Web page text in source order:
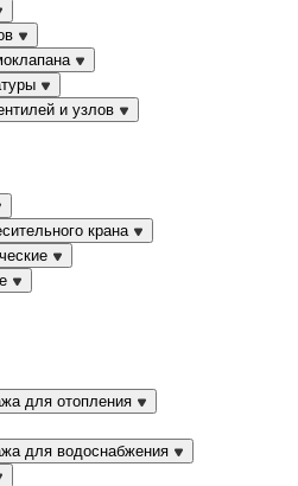
и узлов
крана
для отопления
для водоснабжения